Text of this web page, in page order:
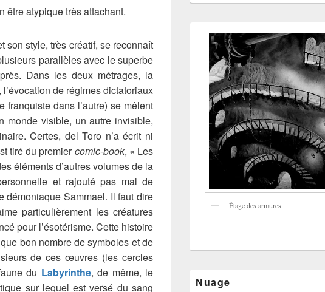
être atypique très attachant.
son style, très créatif, se reconnaît
parallèles avec le superbe
Dans les deux métrages, la
de régimes dictatoriaux
franquiste dans l’autre) se mêlent
monde visible, un autre invisible,
Certes, del Toro n’a écrit ni
tiré du premiercomic-book, « Les
éléments d’autres volumes de la
et rajouté pas mal de
démoniaque Sammael. Il faut dire
particulièrement les créatures
pour l’ésotérisme. Cette histoire
bon nombre de symboles et de
de ces œuvres (les cercles
du Labyrinthe, de même, le
sur lequel est versé du sang
Étage des armures
Nuage